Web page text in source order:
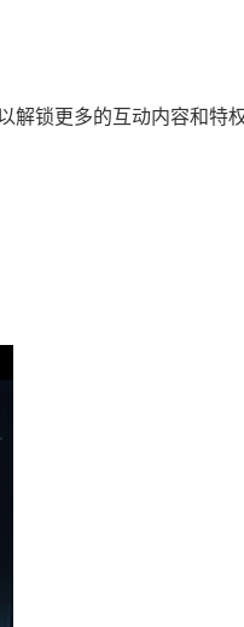
解锁更多的互动内容和特